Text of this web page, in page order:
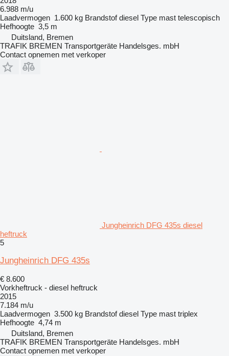
6.988 m/u
Laadvermogen 1.600 kg Brandstof diesel Type mast telescopisch
Hefhoogte 3,5 m
Duitsland, Bremen
TRAFIK BREMEN Transportgeräte Handelsges. mbH
Contact opnemen met verkoper
Jungheinrich DFG 435s diesel
heftruck
5
Jungheinrich DFG 435s
€ 8.600
Vorkheftruck - diesel heftruck
2015
7.184 m/u
Laadvermogen 3.500 kg Brandstof diesel Type mast triplex
Hefhoogte 4,74 m
Duitsland, Bremen
TRAFIK BREMEN Transportgeräte Handelsges. mbH
Contact opnemen met verkoper